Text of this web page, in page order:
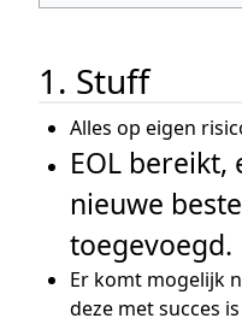
1. Stuff
Alles op eigen
EOL bereikt,
nieuwe
toegevoegd.
Er komt mogelijk
deze met succes